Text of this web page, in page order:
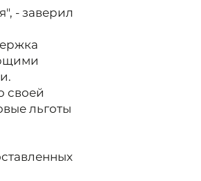
- заверил
своей
льготы